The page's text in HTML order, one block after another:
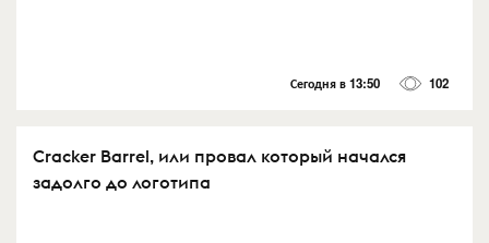
Сегодня в 13:50 102
Cracker Barrel, или провал который начался
задолго до логотипа